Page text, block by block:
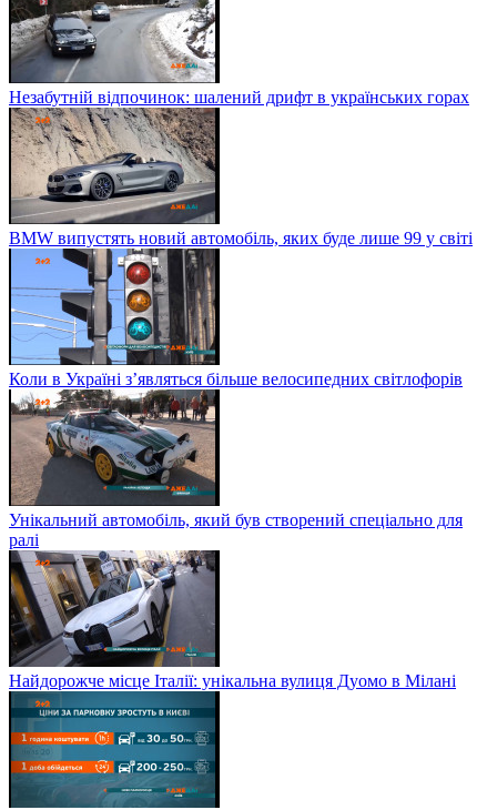
Незабутній відпочинок: шалений дрифт в українських горах
BMW випустять новий автомобіль, яких буде лише 99 у світі
Коли в Україні з’являться більше велосипедних світлофорів
Унікальний автомобіль, який був створений спеціально для
ралі
Найдорожче місце Італії: унікальна вулиця Дуомо в Мілані